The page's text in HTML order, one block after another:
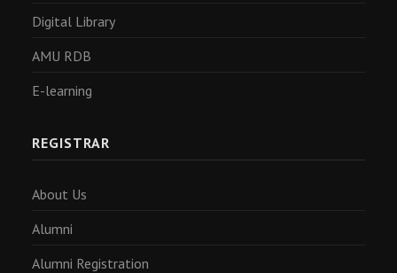
Digital Library
AMU RDB
E-learning
REGISTRAR
About Us
Alumni
Alumni Registration